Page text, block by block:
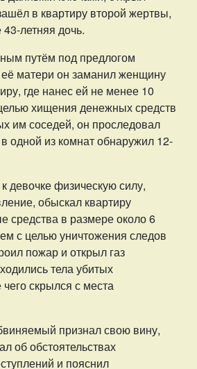
в квартиру второй жертвы,
летняя дочь.
путём под предлогом
матери он заманил женщину
где нанес ей не менее 10
хищения денежных средств
им соседей, он проследовал
в одной из комнат обнаружил 12-
девочке физическую силу,
обыскал квартиру
средства в размере около 6
с целью уничтожения следов
пожар и открыл газ
тела убитых
скрылся с места
признал свою вину,
об обстоятельствах
и пояснил